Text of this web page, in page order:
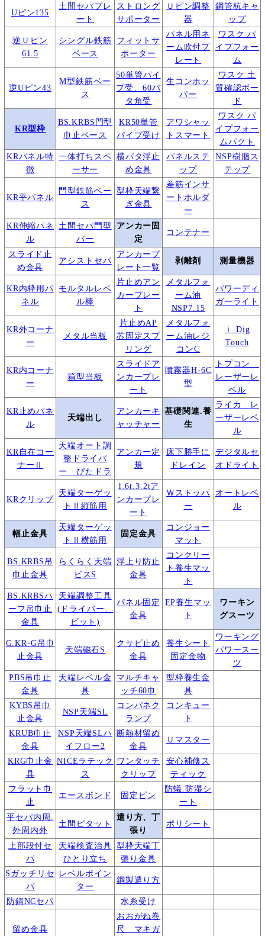
Uピン135
土間セパプレ
ート
ストロング
サポーター
Ｕピン調整
器
鋼管杭キャ
ップ
逆Ｕピン
61.5
シングル鉄筋
ベース
フィットサ
ポーター
パネル用ネ
ーム吹付プ
レート
ワスク パ
イプフォー
ム
逆Uピン43
M型鉄筋ベー
ス
50単管パイ
プ受、60バ
タ角受
生コンホッ
パー
ワスク 土
質確認ボー
ド
KR型枠
BS.KRBS門型
巾止ベース
KR50単管
パイプ受け
アワシャッ
トスマート
ワスク パ
イプフォー
ムパクト
KRパネル特
徴
一体打ちスペ
ーサー
横バタ浮止
め金具
パネルステ
ップ
NSP樹脂ス
テップ
KR平パネル
門型鉄筋ベー
ス
型枠天端繋
ぎ金具
差筋インサ
ートホルダ
ー
KR伸縮パネ
ル
土間セパ門型
バー
アンカー固
定
コンテナー
スライド止
め金具
アシストセパ
アンカープ
レート一覧
剥離剤 測量機器
KR内枠用パ
ネル
モルタルレベ
ル棒
片止めアン
カープレー
ト
メタルフォ
ーム油
NSP7.15
パワーディ
ガーライト
KR外コーナ
ー
メタル当板
片止めAP
芯固定スプ
リング
メタルフォ
ーム油レジ
コンC
ｉ Dig
Touch
KR内コーナ
ー
箱型当板
スライドア
ンカープレ
ート
噴霧器H-6C
型
トプコン
レーザーレ
ベル
KR止めパネ
ル
天端出し
アンカーキ
ャッチャー
基礎関連.養
生
ライカ レ
ーザーレベ
ル
KR自在コー
ナーⅡ
天端オート調
整ドライバ
ー ぴたドラ
アンカー定
規
床下勝手に
ドレイン
デジタルセ
オドライト
KRクリップ
天端ターゲッ
トⅡ縦筋用
1.6t.3.2tア
ンカープレ
ート
Ｗストッパ
ー
オートレベ
ル
幅止金具
天端ターゲッ
トⅡ横筋用
固定金具
コンジョー
マット
BS.KRBS吊
巾止金具
らくらく天端
ビスS
浮上り防止
金具
コンクリー
ト養生マッ
ト
BS.KRBSハ
ーフ吊巾止
金具
天端調整工具
(ドライバー、
ビット)
パネル固定
金具
FP養生マッ
ト
ワーキン
グスーツ
G.KR-G吊巾
止金具
天端磁石S
クサビ止め
金具
養生シート
固定金物
ワーキング
パワースー
ツ
PBS吊巾止
金具
天端レベル金
具
マルチキャ
ッチ60巾
型枠養生金
具
KYBS吊巾
止金具
NSP天端SL
コンパネク
ランプ
コンキュー
ト
KRUB巾止
金具
NSP天端SLハ
イフロー2
断熱材留め
金具
Ｕマスター
KRG巾止金
具
NICEラテック
ス
ワンタッチ
クリップ
安心補修ス
ティック
フラット巾
止
エースボンド 固定ピン
防蟻.防湿シ
ート
平セパ内周.
外周内外
土間ピタット
遣り方、丁
張り
ポリシート
上部段付セ
パ
天端検査治具
ひとり立ち
型枠天端丁
張り金具
Sガッチリセ
パ
レベルポイン
ター
鋼製遣り方
防錆NCセパ 水糸受け
留め金具
おおがね巻
尺 マキガ